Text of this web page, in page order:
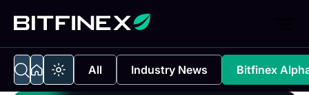
All Industry News Bitfinex